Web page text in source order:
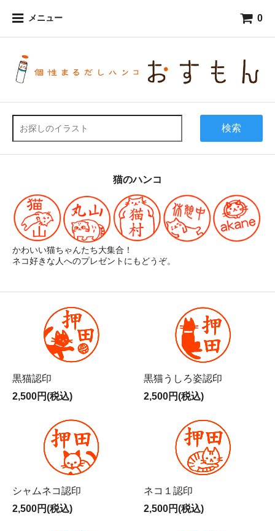
メニュー 0
検索
猫のハンコ
かわいい猫ちゃんたち大集合！
ネコ好きな人へのプレゼントにもどうぞ。
黒猫認印
2,500円(税込)
黒猫うしろ姿認印
2,500円(税込)
シャムネコ認印
2,500円(税込)
ネコ１認印
2,500円(税込)